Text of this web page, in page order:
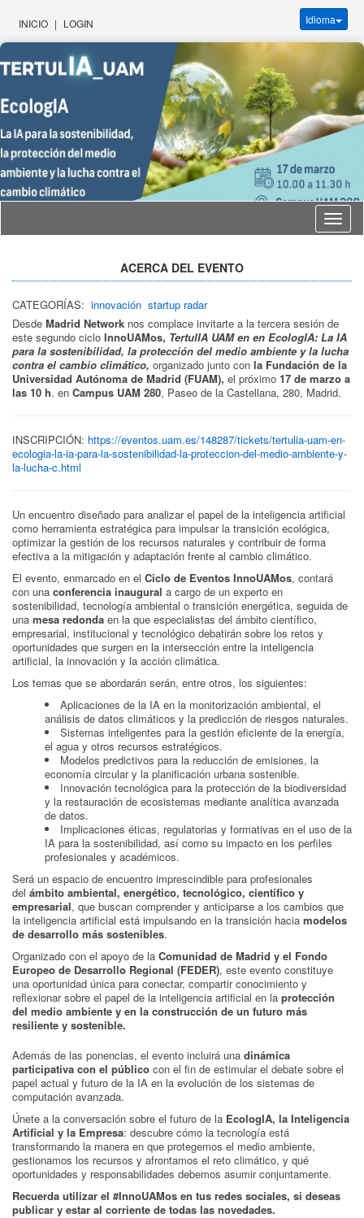
INICIO | LOGIN Idioma
Idioma
ACERCA DEL EVENTO
CATEGORÍAS: innovación startup radar
Desde Madrid Network nos complace invitarte a la tercera sesión de
este segundo ciclo InnoUAMos, TertulIA UAM en en EcologIA: La IA
para la sostenibilidad, la protección del medio ambiente y la lucha
contra el cambio climático, organizado junto con la Fundación de la
Universidad Autónoma de Madrid (FUAM), el próximo 17 de marzo a
las 10 h. en Campus UAM 280, Paseo de la Castellana, 280, Madrid.
INSCRIPCIÓN: https://eventos.uam.es/148287/tickets/tertulia-uam-en-
ecologia-la-ia-para-la-sostenibilidad-la-proteccion-del-medio-ambiente-y-
la-lucha-c.html
Un encuentro diseñado para analizar el papel de la inteligencia artificial
como herramienta estratégica para impulsar la transición ecológica,
optimizar la gestión de los recursos naturales y contribuir de forma
efectiva a la mitigación y adaptación frente al cambio climático.
El evento, enmarcado en el Ciclo de Eventos InnoUAMos, contará
con una conferencia inaugural a cargo de un experto en
sostenibilidad, tecnología ambiental o transición energética, seguida de
una mesa redonda en la que especialistas del ámbito científico,
empresarial, institucional y tecnológico debatirán sobre los retos y
oportunidades que surgen en la intersección entre la inteligencia
artificial, la innovación y la acción climática.
Los temas que se abordarán serán, entre otros, los siguientes:
Aplicaciones de la IA en la monitorización ambiental, el
análisis de datos climáticos y la predicción de riesgos naturales.
Sistemas inteligentes para la gestión eficiente de la energía,
el agua y otros recursos estratégicos.
Modelos predictivos para la reducción de emisiones, la
economía circular y la planificación urbana sostenible.
Innovación tecnológica para la protección de la biodiversidad
y la restauración de ecosistemas mediante analítica avanzada
de datos.
Implicaciones éticas, regulatorias y formativas en el uso de la
IA para la sostenibilidad, así como su impacto en los perfiles
profesionales y académicos.
Será un espacio de encuentro imprescindible para profesionales
del ámbito ambiental, energético, tecnológico, científico y
empresarial, que buscan comprender y anticiparse a los cambios que
la inteligencia artificial está impulsando en la transición hacia modelos
de desarrollo más sostenibles.
Organizado con el apoyo de la Comunidad de Madrid y el Fondo
Europeo de Desarrollo Regional (FEDER), este evento constituye
una oportunidad única para conectar, compartir conocimiento y
reflexionar sobre el papel de la inteligencia artificial en la protección
del medio ambiente y en la construcción de un futuro más
resiliente y sostenible.
Además de las ponencias, el evento incluirá una dinámica
participativa con el público con el fin de estimular el debate sobre el
papel actual y futuro de la IA en la evolución de los sistemas de
computación avanzada.
Únete a la conversación sobre el futuro de la EcologIA, la Inteligencia
Artificial y la Empresa: descubre cómo la tecnología está
transformando la manera en que protegemos el medio ambiente,
gestionamos los recursos y afrontamos el reto climático, y qué
oportunidades y responsabilidades debemos asumir conjuntamente.
Recuerda utilizar el #InnoUAMos en tus redes sociales, si deseas
publicar y estar al corriente de todas las novedades.